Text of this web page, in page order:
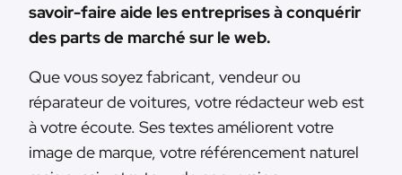
savoir-faire aide les entreprises à conquérir
des parts de marché sur le web.
Que vous soyez fabricant, vendeur ou
réparateur de voitures, votre rédacteur web est
à votre écoute. Ses textes améliorent votre
image de marque, votre référencement naturel